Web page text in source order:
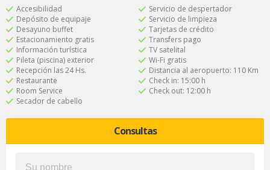
Accesibilidad
Depósito de equipaje
Desayuno buffet
Estacionamiento gratis
Información turística
Pileta (piscina) exterior
Recepción las 24 Hs.
Restaurante
Room Service
Secador de cabello
Servicio de despertador
Servicio de limpieza
Tarjetas de crédito
Transfers pago
TV satelital
Wi-Fi gratis
Distancia al aeropuerto: 110 Km
Check in: 15:00 h
Check out: 12:00 h
Consultas